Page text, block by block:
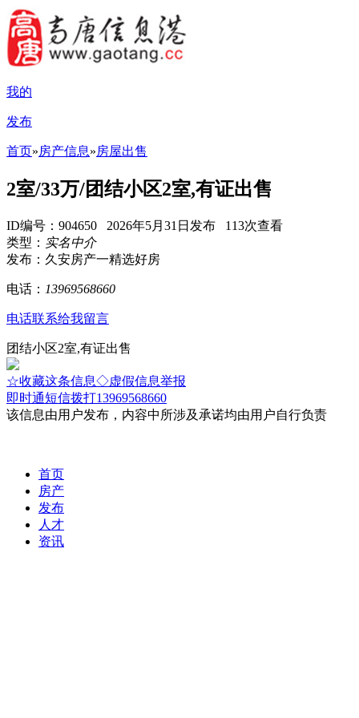
我的
发布
首页»房产信息»房屋出售
2室/33万/团结小区2室,有证出售
ID编号：904650 2026年5月31日发布 113次查看
类型： 实名中介
发布：久安房产一精选好房
电话： 13969568660
电话联系给我留言
团结小区2室,有证出售
☆收藏这条信息◇虚假信息举报
即时通短信拨打13969568660
该信息由用户发布，内容中所涉及承诺均由用户自行负责
首页
房产
发布
人才
资讯